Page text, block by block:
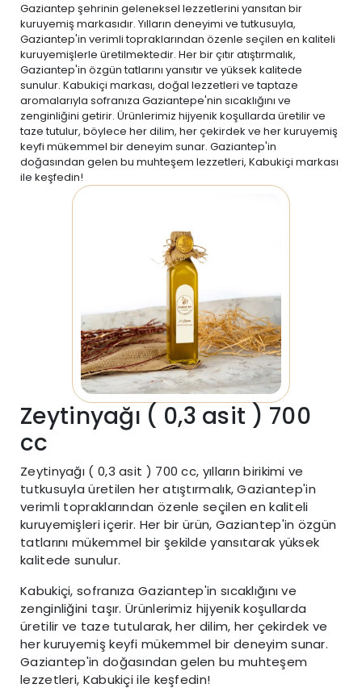
Gaziantep şehrinin geleneksel lezzetlerini yansıtan bir
kuruyemiş markasıdır. Yılların deneyimi ve tutkusuyla,
Gaziantep'in verimli topraklarından özenle seçilen en kaliteli
kuruyemişlerle üretilmektedir. Her bir çıtır atıştırmalık,
Gaziantep'in özgün tatlarını yansıtır ve yüksek kalitede
sunulur. Kabukiçi markası, doğal lezzetleri ve taptaze
aromalarıyla sofranıza Gaziantepe'nin sıcaklığını ve
zenginliğini getirir. Ürünlerimiz hijyenik koşullarda üretilir ve
taze tutulur, böylece her dilim, her çekirdek ve her kuruyemiş
keyfi mükemmel bir deneyim sunar. Gaziantep'in
doğasından gelen bu muhteşem lezzetleri, Kabukiçi markası
ile keşfedin!
Zeytinyağı ( 0,3 asit ) 700
cc
Zeytinyağı ( 0,3 asit ) 700 cc, yılların birikimi ve
tutkusuyla üretilen her atıştırmalık, Gaziantep'in
verimli topraklarından özenle seçilen en kaliteli
kuruyemişleri içerir. Her bir ürün, Gaziantep'in özgün
tatlarını mükemmel bir şekilde yansıtarak yüksek
kalitede sunulur.
Kabukiçi, sofranıza Gaziantep'in sıcaklığını ve
zenginliğini taşır. Ürünlerimiz hijyenik koşullarda
üretilir ve taze tutularak, her dilim, her çekirdek ve
her kuruyemiş keyfi mükemmel bir deneyim sunar.
Gaziantep'in doğasından gelen bu muhteşem
lezzetleri, Kabukiçi ile keşfedin!